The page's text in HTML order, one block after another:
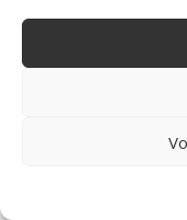
Prise en compte
heures
Nouveau Cabinet